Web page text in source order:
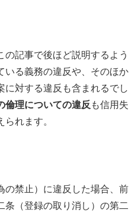
記事で後ほど説明するよう
いる義務の違反や、そのほか
に対する違反も含まれるでし
倫理についての違反 も信用失
れます。
の禁止）に違反した場合、前
条（登録の取り消し）の第二